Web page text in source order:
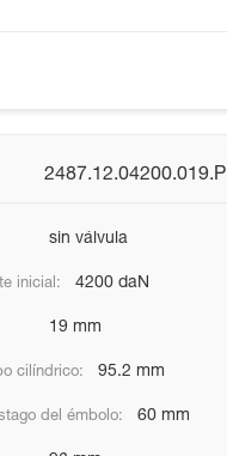
2487.12.04200.019.P
sin válvula
4200 daN
19 mm
95.2 mm
60 mm